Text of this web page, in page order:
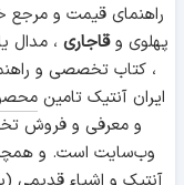
راهنمای قیمت و مرجع
پهلوی وقاجاری ، مدال
، کتاب تخصصی و
ایران آنتیک تامین
و معرفی و فروش
وب‌سایت است. و